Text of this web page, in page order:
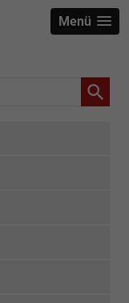
Menü